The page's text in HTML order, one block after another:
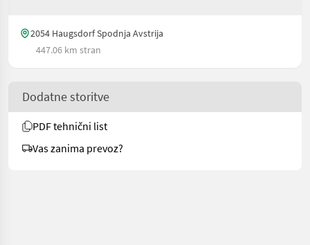
2054 Haugsdorf Spodnja Avstrija
447.06 km stran
Dodatne storitve
PDF tehnični list
Vas zanima prevoz?